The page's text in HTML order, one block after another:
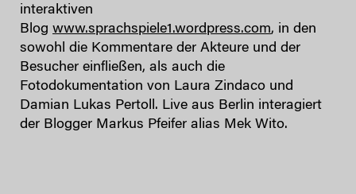
interaktiven
Blog www.sprachspiele1.wordpress.com, in den
sowohl die Kommentare der Akteure und der
Besucher einfließen, als auch die
Fotodokumentation von Laura Zindaco und
Damian Lukas Pertoll. Live aus Berlin interagiert
der Blogger Markus Pfeifer alias Mek Wito.